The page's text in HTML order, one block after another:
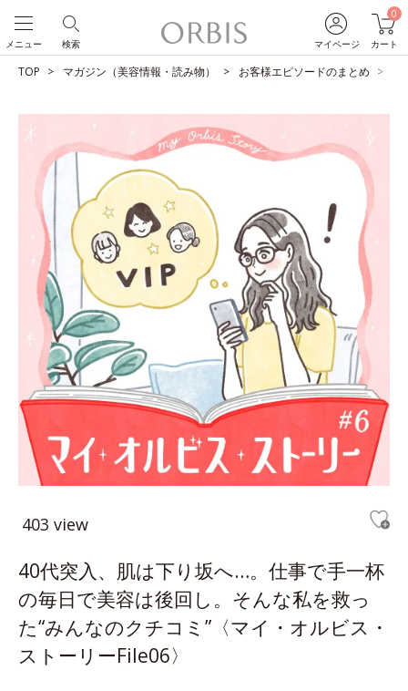
マイページ
0
カート
検索
メニュー
TOP マガジン（美容情報・読み物） お客様エピソードのまとめ
403 view
40代突入、肌は下り坂へ…。仕事で手一杯
の毎日で美容は後回し。そんな私を救っ
た“みんなのクチコミ”〈マイ・オルビス・
ストーリーFile06〉